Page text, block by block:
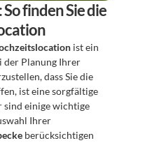
finden Sie die
ist ein
der Planung Ihrer
dass Sie die
ist eine sorgfältige
sind einige wichtige
berücksichtigen